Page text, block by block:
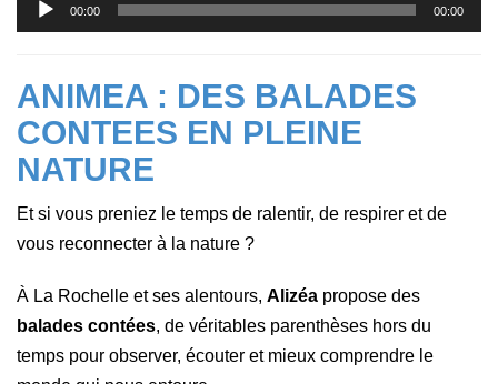
audio
00:00 00:00
ANIMEA : DES BALADES
CONTEES EN PLEINE
NATURE
Et si vous preniez le temps de ralentir, de respirer et de
vous reconnecter à la nature ?
À La Rochelle et ses alentours, Alizéa propose des
balades contées, de véritables parenthèses hors du
temps pour observer, écouter et mieux comprendre le